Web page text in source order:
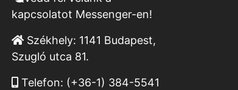
kapcsolatot Messenger-en!
Székhely: 1141 Budapest,
Szugló utca 81.
Telefon: (+36-1) 384-5541